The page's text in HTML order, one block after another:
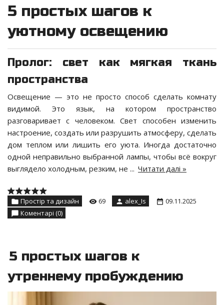
5 простых шагов к
уютному освещению
Пролог: свет как мягкая ткань
пространства
Освещение — это не просто способ сделать комнату
видимой. Это язык, на котором пространство
разговаривает с человеком. Свет способен изменить
настроение, создать или разрушить атмосферу, сделать
дом теплом или лишить его уюта. Иногда достаточно
одной неправильно выбранной лампы, чтобы всё вокруг
выглядело холодным, резким, не ... Читати далі »
Простір та дизайн 69 alex_Is
09.11.2025
Коментарі (0)
5 простых шагов к
утреннему пробуждению